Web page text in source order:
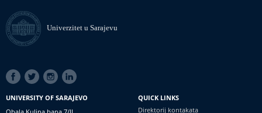
Univerzitet u Sarajevu
SOCIAL
LINKS
UNIVERSITY OF SARAJEVO
QUICK LINKS
Direktorij kontakata